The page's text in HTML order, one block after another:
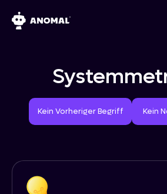
Vorheriger Begriff
Kein Vorheriger Begriff Kein